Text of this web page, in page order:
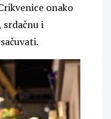
onako
srdačnu i